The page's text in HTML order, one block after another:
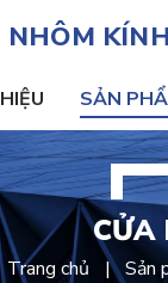
SẢN
CỬA
Trang chủ Sản